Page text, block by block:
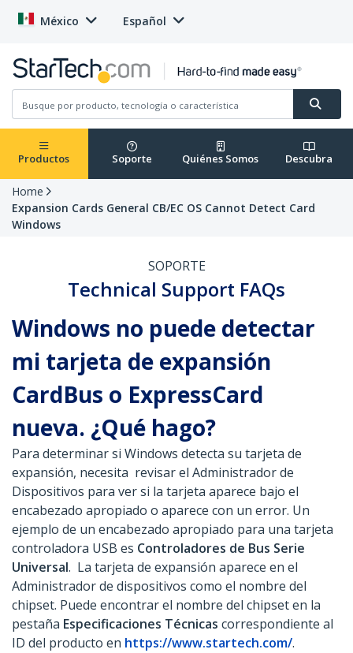
México Español
Productos Soporte Quiénes Somos Descubra
Home
Expansion Cards General CB/EC OS Cannot Detect Card
Windows
SOPORTE
Technical Support FAQs
Windows no puede detectar
mi tarjeta de expansión
CardBus o ExpressCard
nueva. ¿Qué hago?
Para determinar si Windows detecta su tarjeta de
expansión, necesita revisar el Administrador de
Dispositivos para ver si la tarjeta aparece bajo el
encabezado apropiado o aparece con un error. Un
ejemplo de un encabezado apropiado para una tarjeta
controladora USB es Controladores de Bus Serie
Universal. La tarjeta de expansión aparece en el
Administrador de dispositivos como el nombre del
chipset. Puede encontrar el nombre del chipset en la
pestaña Especificaciones Técnicas correspondiente al
ID del producto en https://www.startech.com/.